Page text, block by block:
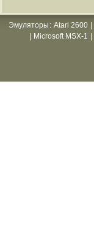
Эмуляторы : Atari 2600
Microsoft MSX-1